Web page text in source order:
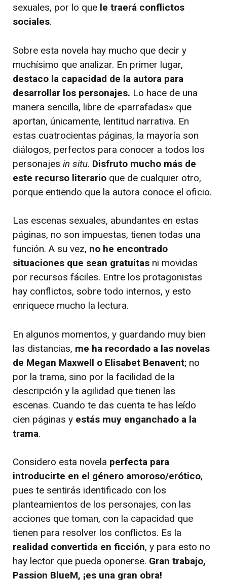
sexuales, por lo que le traerá conflictos
sociales.
Sobre esta novela hay mucho que decir y
muchísimo que analizar. En primer lugar,
destaco la capacidad de la autora para
desarrollar los personajes. Lo hace de una
manera sencilla, libre de «parrafadas» que
aportan, únicamente, lentitud narrativa. En
estas cuatrocientas páginas, la mayoría son
diálogos, perfectos para conocer a todos los
personajes in situ. Disfruto mucho más de
este recurso literario que de cualquier otro,
porque entiendo que la autora conoce el oficio.
Las escenas sexuales, abundantes en estas
páginas, no son impuestas, tienen todas una
función. A su vez, no he encontrado
situaciones que sean gratuitas ni movidas
por recursos fáciles. Entre los protagonistas
hay conflictos, sobre todo internos, y esto
enriquece mucho la lectura.
En algunos momentos, y guardando muy bien
las distancias, me ha recordado a las novelas
de Megan Maxwell o Elisabet Benavent; no
por la trama, sino por la facilidad de la
descripción y la agilidad que tienen las
escenas. Cuando te das cuenta te has leído
cien páginas y estás muy enganchado a la
trama.
Considero esta novela perfecta para
introducirte en el género amoroso/erótico,
pues te sentirás identificado con los
planteamientos de los personajes, con las
acciones que toman, con la capacidad que
tienen para resolver los conflictos. Es la
realidad convertida en ficción, y para esto no
hay lector que pueda oponerse. Gran trabajo,
Passion BlueM, ¡es una gran obra!